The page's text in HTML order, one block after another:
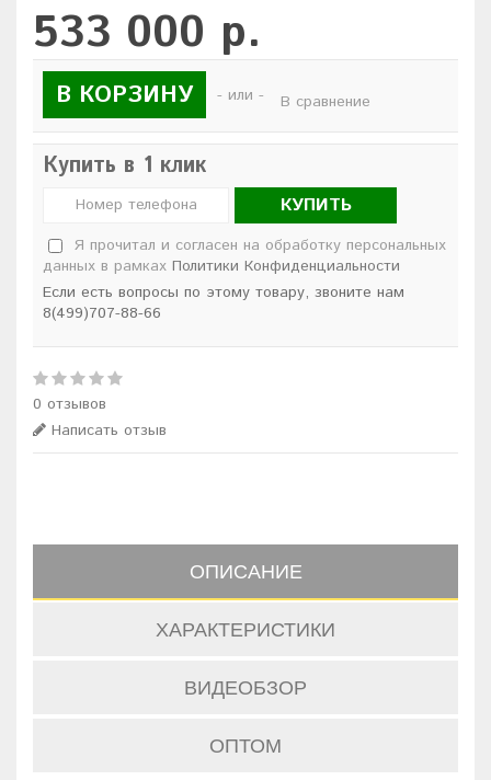
533 000 р.
В КОРЗИНУ - или - В сравнение
Купить в 1 клик
КУПИТЬ
Я прочитал и согласен на обработку персональных
данных в рамках Политики Конфиденциальности
Если есть вопросы по этому товару, звоните нам
8(499)707-88-66
0 отзывов
Написать отзыв
ОПИСАНИЕ
ХАРАКТЕРИСТИКИ
ВИДЕОБЗОР
ОПТОМ